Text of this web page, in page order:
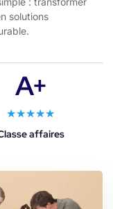
solutions
A+
★★★★★
affaires